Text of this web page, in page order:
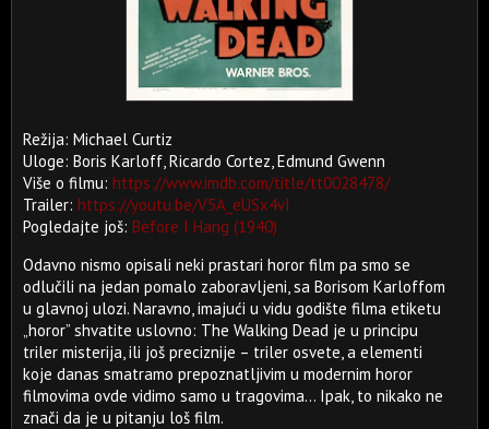
Režija: Michael Curtiz
Uloge: Boris Karloff, Ricardo Cortez, Edmund Gwenn
Više o filmu: https://www.imdb.com/title/tt0028478/
Trailer: https://youtu.be/V5A_eUSx4vI
Pogledajte još: Before I Hang (1940)
Odavno nismo opisali neki prastari horor film pa smo se
odlučili na jedan pomalo zaboravljeni, sa Borisom Karloffom
u glavnoj ulozi. Naravno, imajući u vidu godište filma etiketu
„horor” shvatite uslovno: The Walking Dead je u principu
triler misterija, ili još preciznije – triler osvete, a elementi
koje danas smatramo prepoznatljivim u modernim horor
filmovima ovde vidimo samo u tragovima… Ipak, to nikako ne
znači da je u pitanju loš film.